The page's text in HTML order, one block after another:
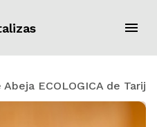
ECOLOGICA de Tarija